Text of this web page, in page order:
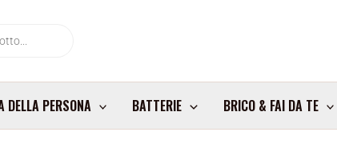
DELLA PERSONA BATTERIE BRICO & FAI DA TE